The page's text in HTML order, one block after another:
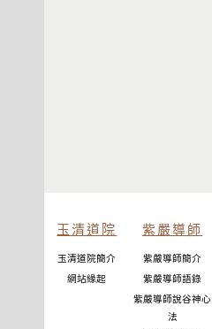
玉清道院
玉清道院簡介
網站緣起
紫嚴導師
紫嚴導師簡介
紫嚴導師語錄
紫嚴導師說谷神心
法